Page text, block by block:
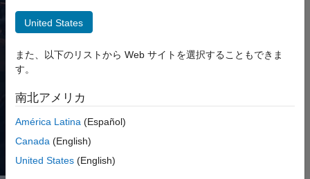
ト
MathWorks のイベントに参加いただくことで、新製品や新機
能に関する情報が得られるほか、同業者から MATLAB と
Simulink の活用方法を聞いたり、プロジェクトに直接適用で
きる革新的な手法を知ることができます。
イベントを検索
United States
また、以下のリストから Web サイトを選択することもできま
す。
南北アメリカ
América Latina (Español)
Canada (English)
United States (English)